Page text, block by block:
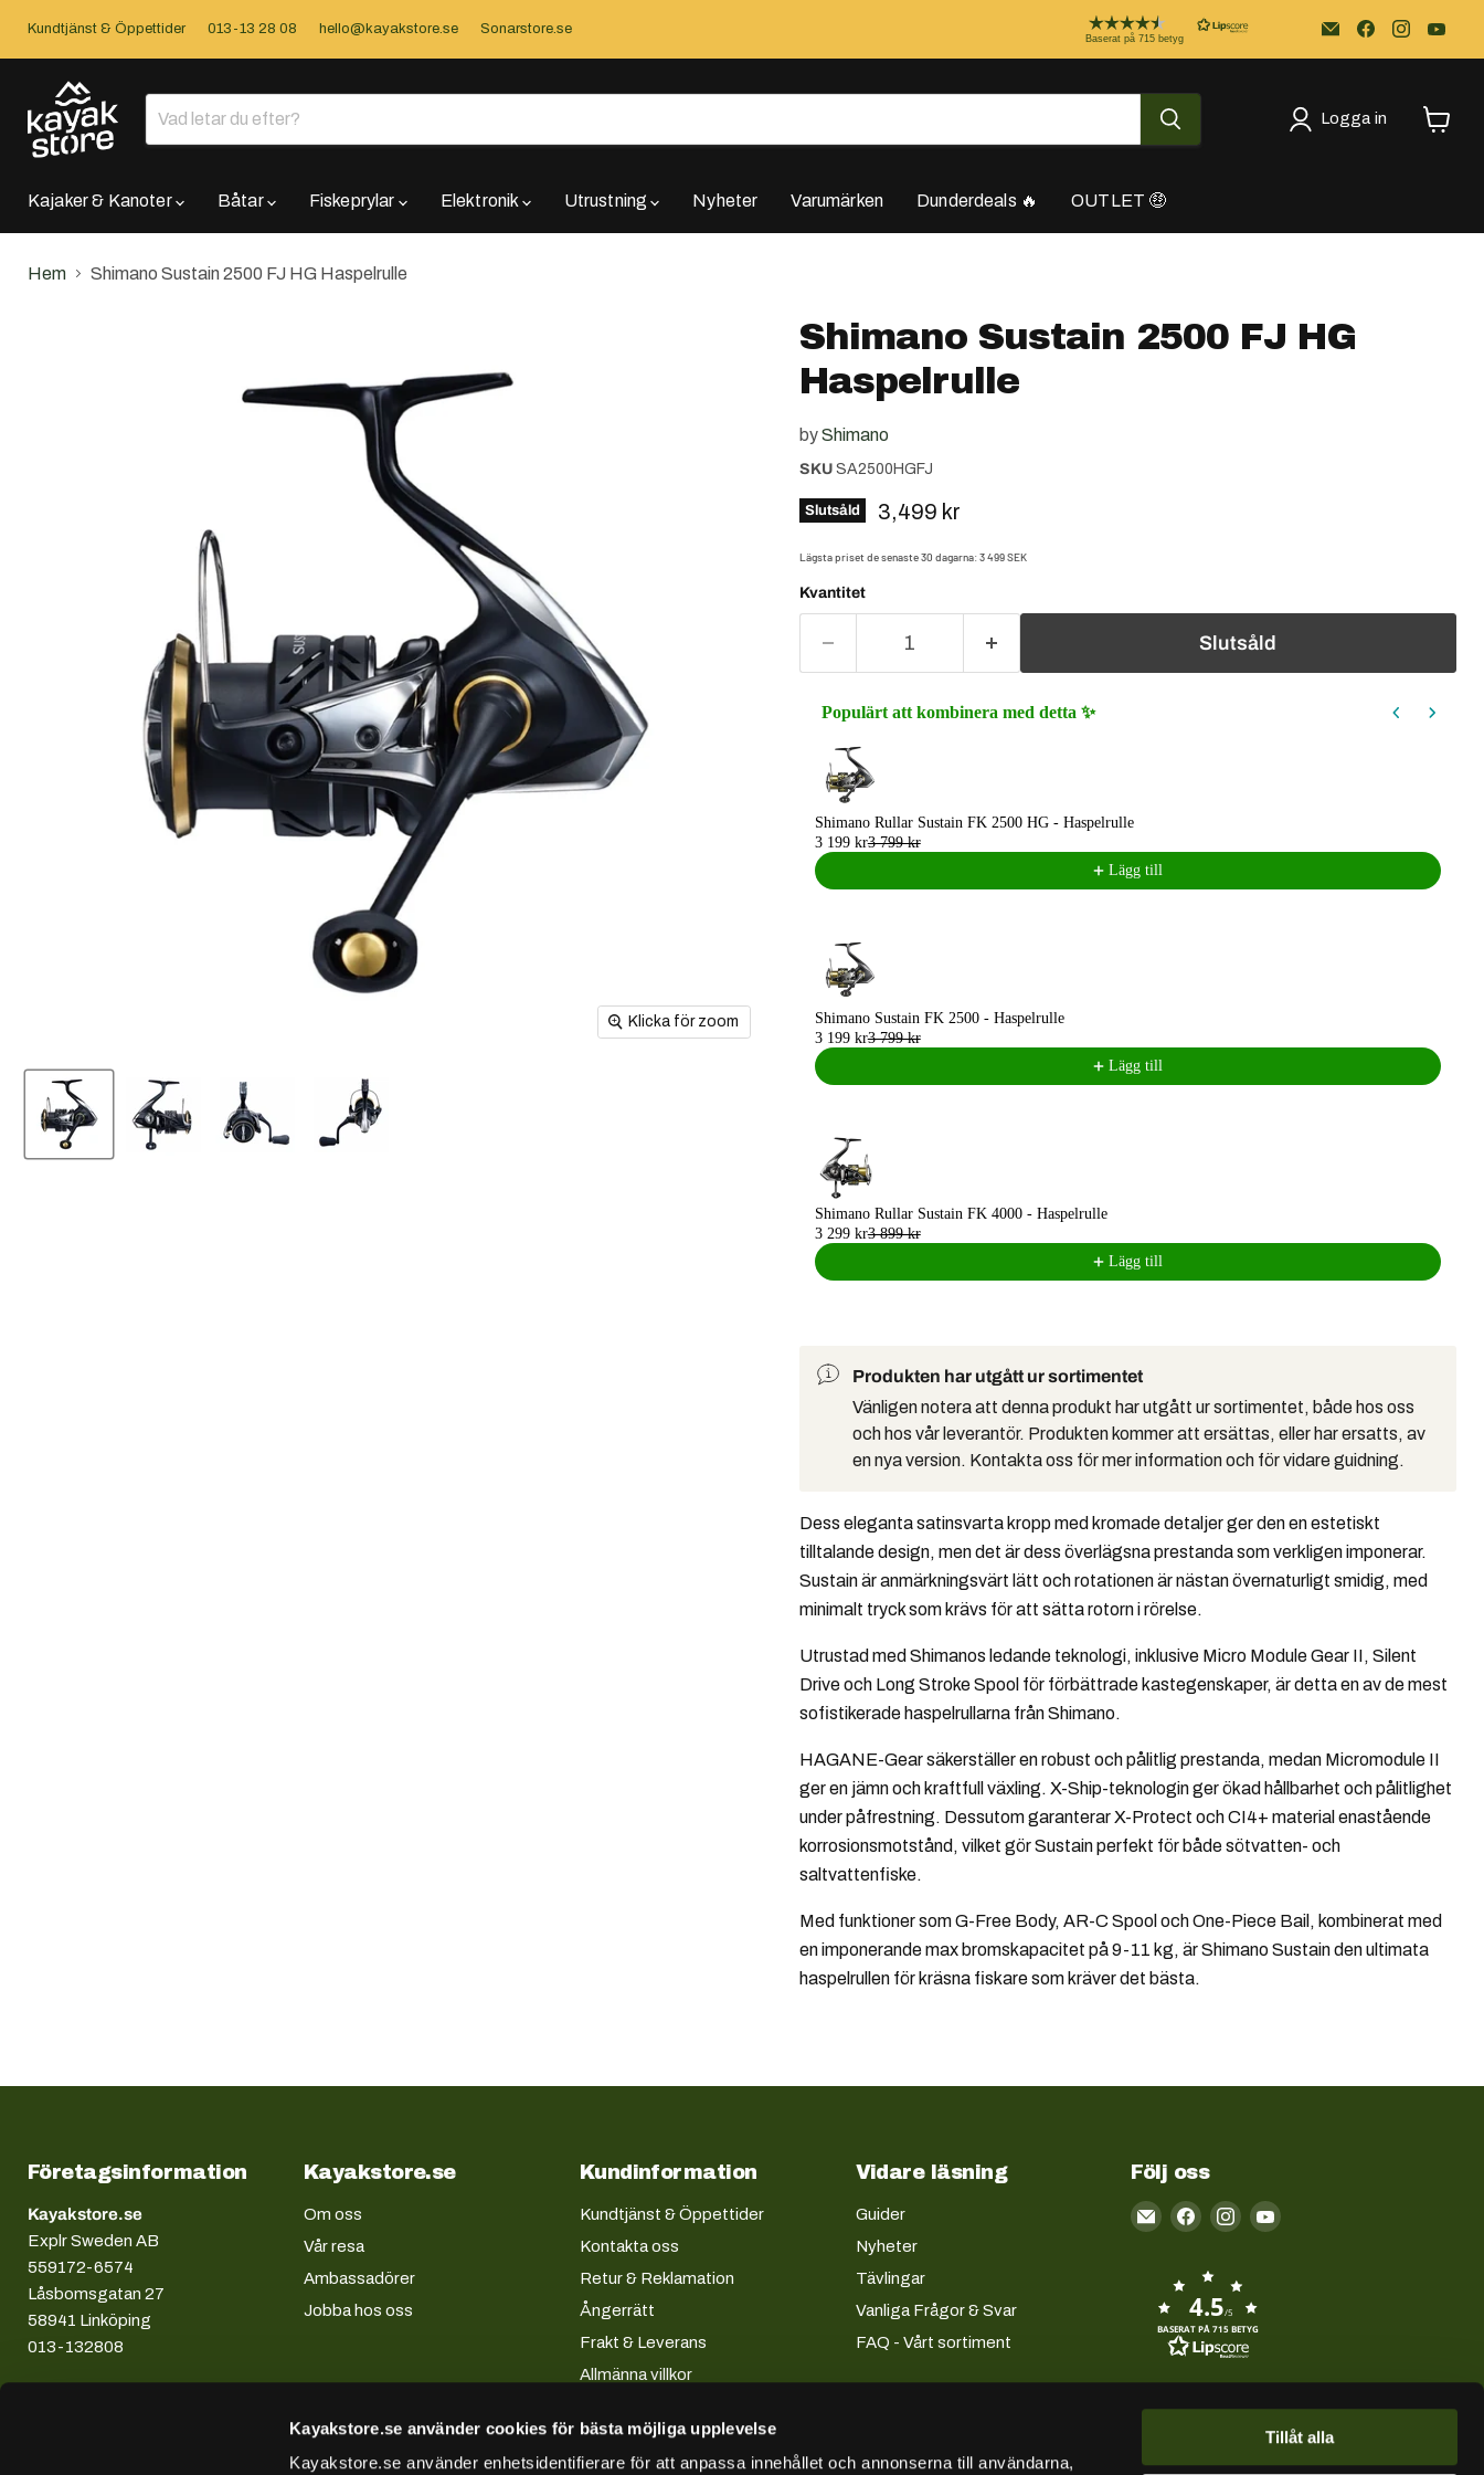
Kayakstore.se använder cookies för bästa möjliga upplevelse
Kayakstore.se använder enhetsidentifierare för att anpassa innehållet och annonserna till användarna,
Tillåt alla
Kundtjänst & Öppettider 013-13 28 08 hello@kayakstore.se Sonarstore.se
Baserat på 715 betyg
Email
Kayakstore.se
Logga in
Kajaker & Kanoter Båtar Fiskeprylar Elektronik Utrustning Nyheter Varumärken Dunderdeals 🔥 OUTLET 🤑
Hem Shimano Sustain 2500 FJ HG Haspelrulle
Klicka för zoom
Shimano Sustain 2500 FJ HG
Haspelrulle
byShimano
SKU SA2500HGFJ
Slutsåld Nuvarande pris
3,499 kr
Lägsta priset de senaste 30 dagarna:3 499 SEK
Kvantitet
Slutsåld
Populärt att kombinera med detta ✨
Shimano Rullar Sustain FK 2500 HG - Haspelrulle
3 199 kr3 799 kr
Lägg till
Shimano Sustain FK 2500 - Haspelrulle
3 199 kr3 799 kr
Lägg till
Shimano Rullar Sustain FK 4000 - Haspelrulle
3 299 kr3 899 kr
Lägg till
Produkten har utgått ur sortimentet
Vänligen notera att denna produkt har utgått ur sortimentet, både hos oss
och hos vår leverantör. Produkten kommer att ersättas, eller har ersatts, av
en nya version. Kontakta oss för mer information och för vidare guidning.
Dess eleganta satinsvarta kropp med kromade detaljer ger den en estetiskt
tilltalande design, men det är dess överlägsna prestanda som verkligen imponerar.
Sustain är anmärkningsvärt lätt och rotationen är nästan övernaturligt smidig, med
minimalt tryck som krävs för att sätta rotorn i rörelse.
Utrustad med Shimanos ledande teknologi, inklusive Micro Module Gear II, Silent
Drive och Long Stroke Spool för förbättrade kastegenskaper, är detta en av de mest
sofistikerade haspelrullarna från Shimano.
HAGANE-Gear säkerställer en robust och pålitlig prestanda, medan Micromodule II
ger en jämn och kraftfull växling. X-Ship-teknologin ger ökad hållbarhet och pålitlighet
under påfrestning. Dessutom garanterar X-Protect och CI4+ material enastående
korrosionsmotstånd, vilket gör Sustain perfekt för både sötvatten- och
saltvattenfiske.
Med funktioner som G-Free Body, AR-C Spool och One-Piece Bail, kombinerat med
en imponerande max bromskapacitet på 9-11 kg, är Shimano Sustain den ultimata
haspelrullen för kräsna fiskare som kräver det bästa.
Företagsinformation
Kayakstore.se
Explr Sweden AB
559172-6574
Låsbomsgatan 27
58941 Linköping
013-132808
Kayakstore.se
Om oss
Vår resa
Ambassadörer
Jobba hos oss
Kundinformation
Kundtjänst & Öppettider
Kontakta oss
Retur & Reklamation
Ångerrätt
Frakt & Leverans
Allmänna villkor
Lån & Avbetalning
Integritetspolicy
Vidare läsning
Guider
Nyheter
Tävlingar
Vanliga Frågor & Svar
FAQ - Vårt sortiment
Följ oss
Email
4.5/5
BASERAT PÅ 715 BETYG